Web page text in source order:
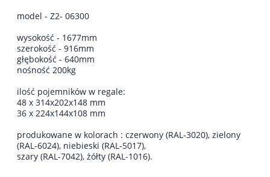
model - Z2- 06300
wysokość - 1677mm
szerokość - 916mm
głębokość - 640mm
nośność 200kg
ilość pojemników w regale:
48 x 314x202x148 mm
36 x 224x144x108 mm
produkowane w kolorach : czerwony (RAL-3020), zielony
(RAL-6024), niebieski (RAL-5017),
szary (RAL-7042), żółty (RAL-1016).